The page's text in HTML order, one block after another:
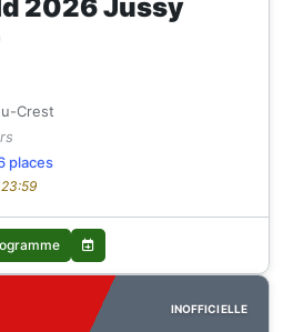
2026 Jussy
Crest
places
INOFFICIELLE